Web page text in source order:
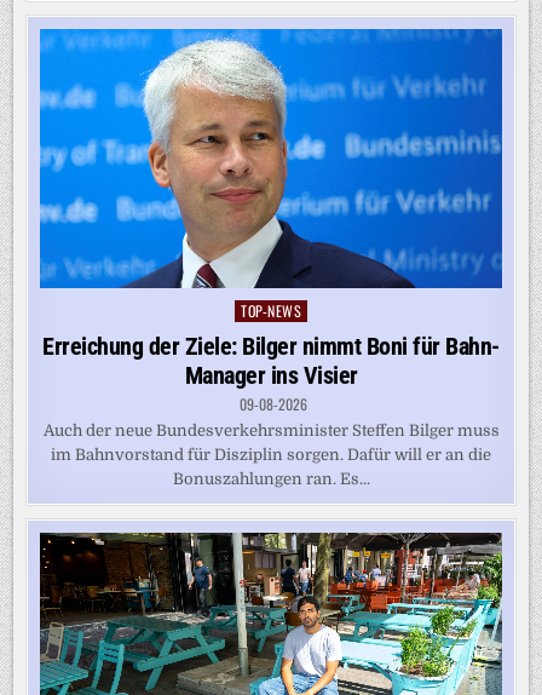
Posted
in
TOP-NEWS
Erreichung der Ziele: Bilger nimmt Boni für Bahn-
Manager ins Visier
09-08-2026
Auch der neue Bundesverkehrsminister Steffen Bilger muss
im Bahnvorstand für Disziplin sorgen. Dafür will er an die
Bonuszahlungen ran. Es...